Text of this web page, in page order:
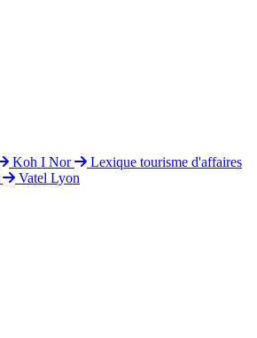
Koh I Nor
Lexique tourisme d'affaires
Vatel Lyon